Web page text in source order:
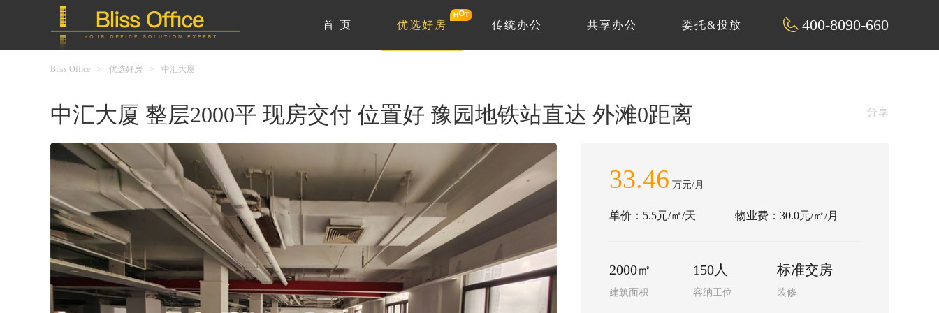
400-8090-660
首 页 优选好房 传统办公 共享办公 委托&投放
Bliss Office > 优选好房 > 中汇大厦
中汇大厦 整层2000平 现房交付 位置好 豫园地铁站直达 外滩0距离 分享
33.46 万元/月
单价：5.5元/㎡/天 物业费：30.0元/㎡/月
2000㎡
建筑面积
150人
容纳工位
标准交房
装修